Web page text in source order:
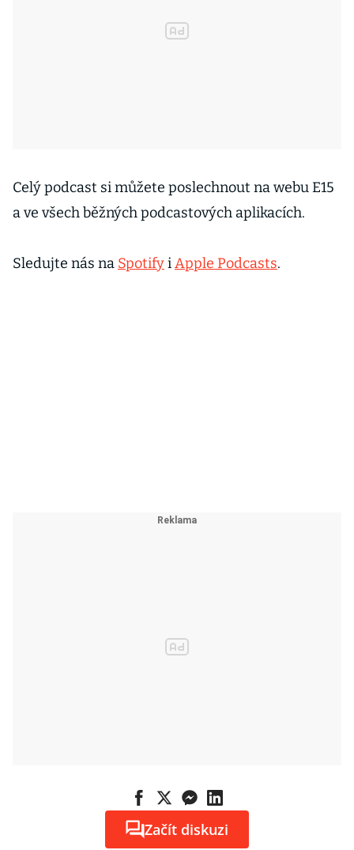
Celý podcast si můžete poslechnout na webu E15
a ve všech běžných podcastových aplikacích.
Sledujte nás na SpotifyiApple Podcasts.
Začít diskuzi